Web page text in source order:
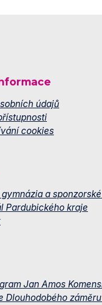
údajů
cookies
a
Pardubického kraje
Jan Amos
Dlouhodobého